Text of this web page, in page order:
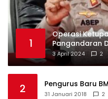
1
Operasi
Pangandaran
3 April 2024 2
2 Pengurus Baru
31 Januari 2018 2